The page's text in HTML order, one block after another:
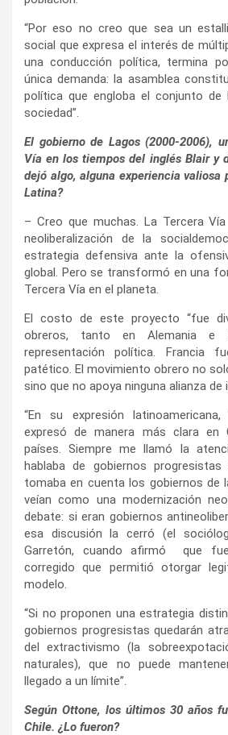
“Por eso no creo que sea un
social que expresa el interés de
una conducción política, termina
única demanda: la asamblea
política que engloba el conjunto de
sociedad”.
El gobierno de Lagos (2000-2006),
Vía en los tiempos del inglés Blair y
dejó algo, alguna experiencia valiosa
Latina?
– Creo que muchas. La Tercera
neoliberalización de la
estrategia defensiva ante la
global. Pero se transformó en una
Tercera Vía en el planeta.
El costo de este proyecto “fue
obreros, tanto en Alemania e
representación política. Francia
patético. El movimiento obrero no
sino que no apoya ninguna alianza de
“En su expresión
expresó de manera más clara en
países. Siempre me llamó la
hablaba de gobiernos
tomaba en cuenta los gobiernos de
veían como una modernización
debate: si eran gobiernos
esa discusión la cerró (el
Garretón, cuando afirmó que
corregido que permitió otorgar
modelo.
“Si no proponen una estrategia
gobiernos progresistas quedarán
del extractivismo (la
naturales), que no puede
llegado a un límite”.
Según Ottone, los últimos 30 años
Chile. ¿Lo fueron?